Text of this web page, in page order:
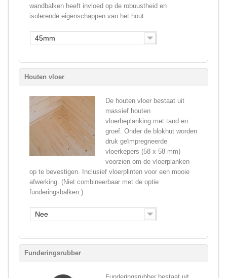
wandbalken heeft invloed op de robuustheid en
isolerende eigenschappen van het hout.
45mm
Houten vloer
De houten vloer bestaat uit
massief houten
vloerbeplanking met tand en
groef. Onder de blokhut worden
druk geïmpregneerde
vloerkepers (58 x 58 mm)
voorzien om de vloerplanken
op te bevestigen. Inclusief vloerplinten voor een mooie
afwerking. (Niet combineerbaar met de optie
funderingsbalken.)
Nee
Funderingsrubber